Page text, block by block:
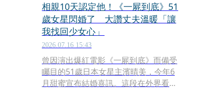
相親10天認定他！《一屍到底》51
歲女星閃婚了 大讚丈夫溫暖「讓
我找回少女心」
2026.07.16 15:43
曾因演出爆紅電影《一屍到底》而備受
矚目的51歲日本女星主濱晴美，今年6
月甜蜜宣布結婚喜訊。這段在外界看來